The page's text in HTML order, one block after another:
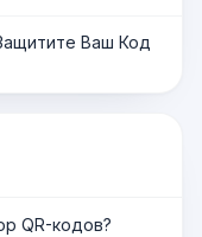
Ваш Код
QR-кодов?